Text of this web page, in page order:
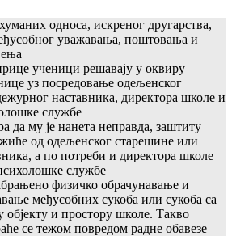
односа, искреног другарства,
уважавања, поштовања и
ученици решавају у оквиру
уз посредовање одељенског
наставника, директора школе и
службе
да му је нанета неправда, заштиту
од одељенског старешине или
а по потреби и директора школе
службе
физичко обрачунавање и
међусобних сукоба или сукоба са
и простору школе. Такво
се тежом повредом радне обавезе